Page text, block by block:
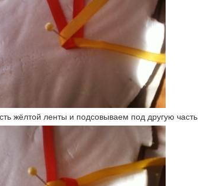
жёлтой ленты и подсовываем под другую часть.